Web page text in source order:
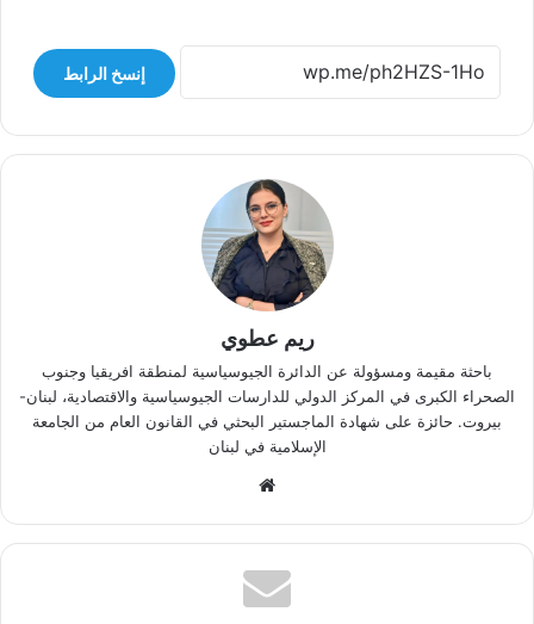
إنسخ الرابط
ريم عطوي
باحثة مقيمة ومسؤولة عن الدائرة الجيوسياسية لمنطقة افريقيا وجنوب
الصحراء الكبرى في المركز الدولي للدارسات الجيوسياسية والاقتصادية، لبنان-
بيروت. حائزة على شهادة الماجستير البحثي في القانون العام من الجامعة
الإسلامية في لبنان